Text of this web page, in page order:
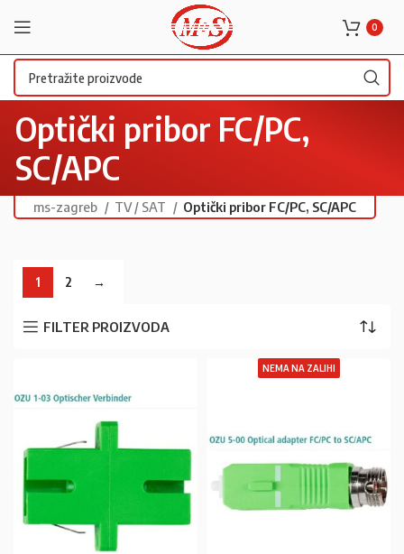
0
Optički pribor FC/PC,
SC/APC
ms-zagreb TV / SAT Optički pribor FC/PC, SC/APC
1 2 →
FILTER PROIZVODA
NEMA NA ZALIHI